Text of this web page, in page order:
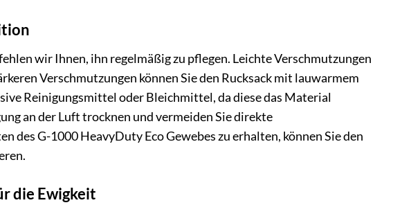
wir Ihnen, ihn regelmäßig zu pflegen. Leichte Verschmutzungen
Verschmutzungen können Sie den Rucksack mit lauwarmem
Reinigungsmittel oder Bleichmittel, da diese das Material
an der Luft trocknen und vermeiden Sie direkte
des G-1000 HeavyDuty Eco Gewebes zu erhalten, können Sie den
die Ewigkeit